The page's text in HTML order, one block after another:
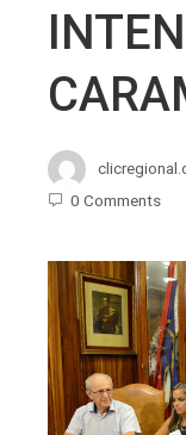
0 Comments